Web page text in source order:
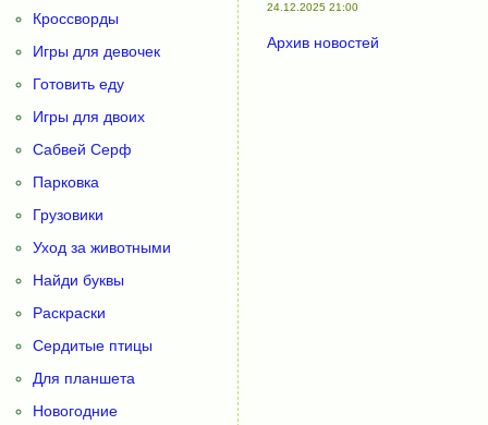
Кроссворды
Игры для девочек
Готовить еду
Игры для двоих
Сабвей Серф
Парковка
Грузовики
Уход за животными
Найди буквы
Раскраски
Сердитые птицы
Для планшета
Новогодние
24.12.2025 21:00
Архив новостей